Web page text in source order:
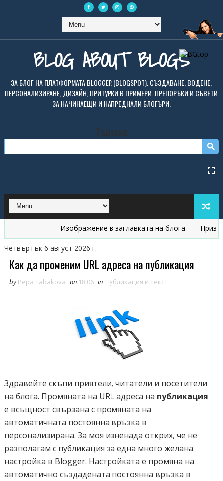
BLOG ABOUT BLOGS
ЗА БЛОГ НА ПЛАТФОРМАТА BLOGGER (BLOGSPOT). СЪЗДАВАНЕ, ВОДЕНЕ,
ПЕРСОНАЛИЗИРАНЕ, ДИЗАЙН, ПРИТУРКИ В ПРИМЕРИ. ПРЕПОРЪКИ И СЪВЕТИ
ЗА НАЧИНАЕЩИ И НАПРЕДНАЛИ БЛОГЪРИ.
Търсене
Изображение в заглавката на блога Признаци,
Четвъртък 6 август 2026 г.
Как да променим URL адреса на публикация
by Pepa Tabakova on 18:06 in Публикация и Текст
Здравейте скъпи приятели, читатели и посетители
на блога. Промяната на URL адреса на публикация
е всъщност свързана с промяната на
автоматичната постоянна връзка в
персонализирана. За моя изненада открих, че не
разполагам с публикация за една много желана
настройка в Blogger. Настройката е промяна на
автоматично създадената постоянна връзка в